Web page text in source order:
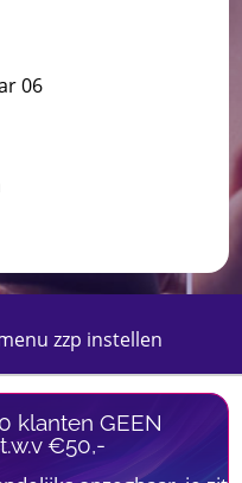
06
zzp instellen
klanten GEEN
€50,-